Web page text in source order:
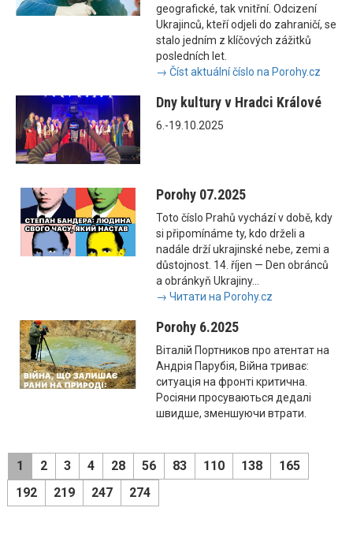
geografické, tak vnitřní. Odcizení
Ukrajinců, kteří odjeli do zahraničí, se
stalo jedním z klíčových zážitků
posledních let.
→ Číst aktuální číslo na Porohy.cz
Dny kultury v Hradci Králové
6.-19.10.2025
Porohy 07.2025
Toto číslo Prahů vychází v době, kdy
si připomínáme ty, kdo drželi a
nadále drží ukrajinské nebe, zemi a
důstojnost. 14. říjen — Den obránců
a obránkyň Ukrajiny...
→ Читати на Porohy.cz
Porohy 6.2025
Віталій Портников про атентат на
Андрія Парубія, Війна триває:
ситуація на фронті критична.
Росіяни просуваються дедалі
швидше, зменшуючи втрати.
1 2 3 4 28 56 83 110 138
165
192
219 247 274